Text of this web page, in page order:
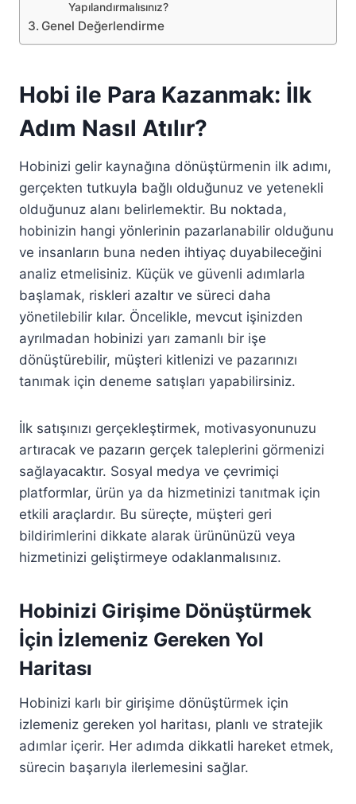
Yapılandırmalısınız?
Genel Değerlendirme
Hobi ile Para Kazanmak: İlk
Adım Nasıl Atılır?
Hobinizi gelir kaynağına dönüştürmenin ilk adımı,
gerçekten tutkuyla bağlı olduğunuz ve yetenekli
olduğunuz alanı belirlemektir. Bu noktada,
hobinizin hangi yönlerinin pazarlanabilir olduğunu
ve insanların buna neden ihtiyaç duyabileceğini
analiz etmelisiniz. Küçük ve güvenli adımlarla
başlamak, riskleri azaltır ve süreci daha
yönetilebilir kılar. Öncelikle, mevcut işinizden
ayrılmadan hobinizi yarı zamanlı bir işe
dönüştürebilir, müşteri kitlenizi ve pazarınızı
tanımak için deneme satışları yapabilirsiniz.
İlk satışınızı gerçekleştirmek, motivasyonunuzu
artıracak ve pazarın gerçek taleplerini görmenizi
sağlayacaktır. Sosyal medya ve çevrimiçi
platformlar, ürün ya da hizmetinizi tanıtmak için
etkili araçlardır. Bu süreçte, müşteri geri
bildirimlerini dikkate alarak ürününüzü veya
hizmetinizi geliştirmeye odaklanmalısınız.
Hobinizi Girişime Dönüştürmek
İçin İzlemeniz Gereken Yol
Haritası
Hobinizi karlı bir girişime dönüştürmek için
izlemeniz gereken yol haritası, planlı ve stratejik
adımlar içerir. Her adımda dikkatli hareket etmek,
sürecin başarıyla ilerlemesini sağlar.